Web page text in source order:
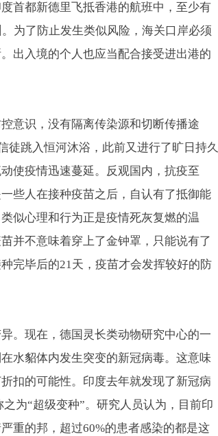
首都新德里飞抵香港的航班中，至少有
为了防止发生类似风险，海关口岸必须
出入境的个人也应当配合接受进出港的
意识，没有隔离传染源和切断传播途
徒跳入恒河沐浴，此前又进行了旷日持久
使疫情迅速蔓延。反观国内，抗疫至
些人在接种疫苗之后，自认有了抵御能
似心理和行为正是疫情死灰复燃的温
并不意味着穿上了金钟罩，只能说有了
完毕后的21天，疫苗才会发挥较好的防
。现在，德国灵长类动物研究中心的一
水貂体内发生突变的新冠病毒。这意味
扣的可能性。印度去年就发现了新冠病
之为“超级变种”。研究人员认为，目前印
重的邦，超过60%的患者感染的都是这